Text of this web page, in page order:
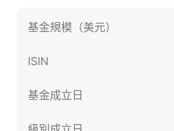
基金規模（美元）
ISIN
基金成立日